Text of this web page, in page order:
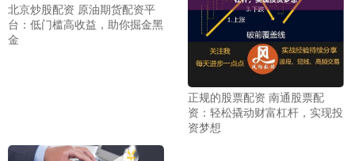
北京炒股配资 原油期货配资平
台：低门槛高收益，助你掘金黑
金
正规的股票配资 南通股票配
资：轻松撬动财富杠杆，实现投
资梦想